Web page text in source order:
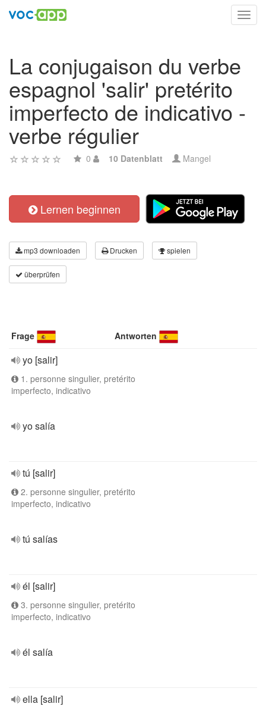
La conjugaison du verbe
espagnol 'salir' pretérito
imperfecto de indicativo -
verbe régulier
0 10 Datenblatt Mangel
Lernen beginnen
mp3 downloaden Drucken spielen
überprüfen
Frage Antworten
yo [salir]
1. personne singulier, pretérito
imperfecto, indicativo
yo salía
tú [salir]
2. personne singulier, pretérito
imperfecto, indicativo
tú salías
él [salir]
3. personne singulier, pretérito
imperfecto, indicativo
él salía
ella [salir]